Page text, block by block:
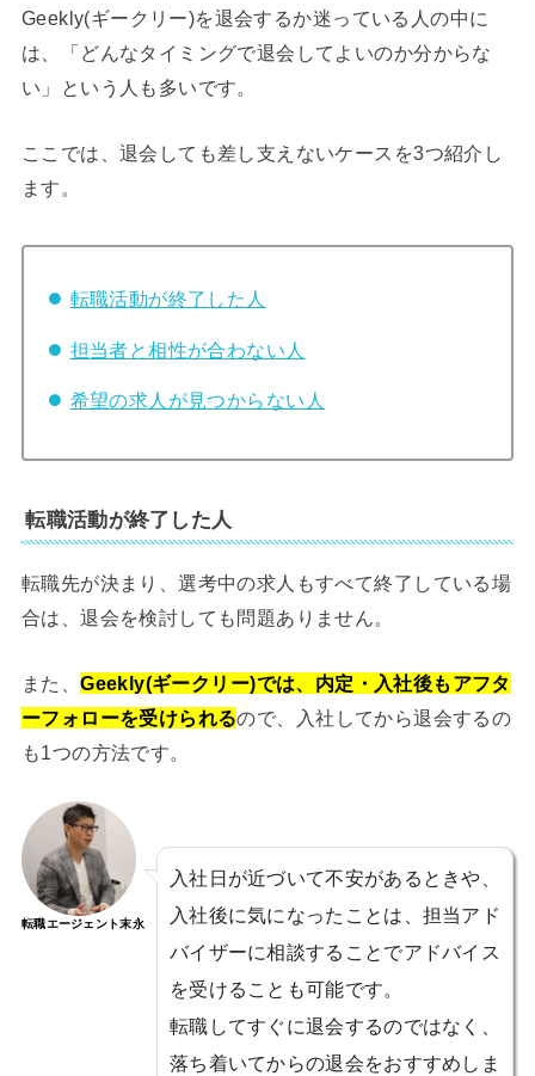
Geekly(ギークリー)を退会するか迷っている人の中に
は、「どんなタイミングで退会してよいのか分からな
い」という人も多いです。
ここでは、退会しても差し支えないケースを3つ紹介し
ます。
転職活動が終了した人
担当者と相性が合わない人
希望の求人が見つからない人
転職活動が終了した人
転職先が決まり、選考中の求人もすべて終了している場
合は、退会を検討しても問題ありません。
また、Geekly(ギークリー)では、内定・入社後もアフタ
ーフォローを受けられるので、入社してから退会するの
も1つの方法です。
転職エージェント末永
入社日が近づいて不安があるときや、
入社後に気になったことは、担当アド
バイザーに相談することでアドバイス
を受けることも可能です。
転職してすぐに退会するのではなく、
落ち着いてからの退会をおすすめしま